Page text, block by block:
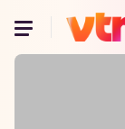
Oeps,